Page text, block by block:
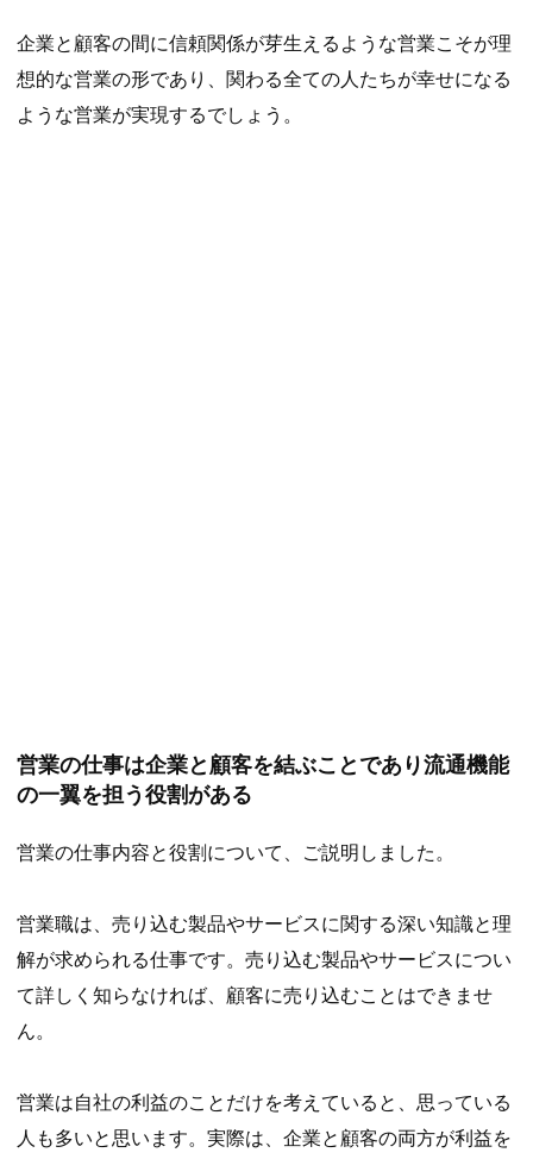
企業と顧客の間に信頼関係が芽生えるような営業こそが理
想的な営業の形であり、関わる全ての人たちが幸せになる
ような営業が実現するでしょう。
営業の仕事は企業と顧客を結ぶことであり流通機能
の一翼を担う役割がある
営業の仕事内容と役割について、ご説明しました。
営業職は、売り込む製品やサービスに関する深い知識と理
解が求められる仕事です。売り込む製品やサービスについ
て詳しく知らなければ、顧客に売り込むことはできませ
ん。
営業は自社の利益のことだけを考えていると、思っている
人も多いと思います。実際は、企業と顧客の両方が利益を